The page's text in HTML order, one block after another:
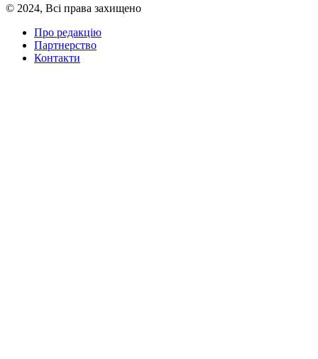
© 2024, Всі права захищено
Про редакцію
Партнерство
Контакти